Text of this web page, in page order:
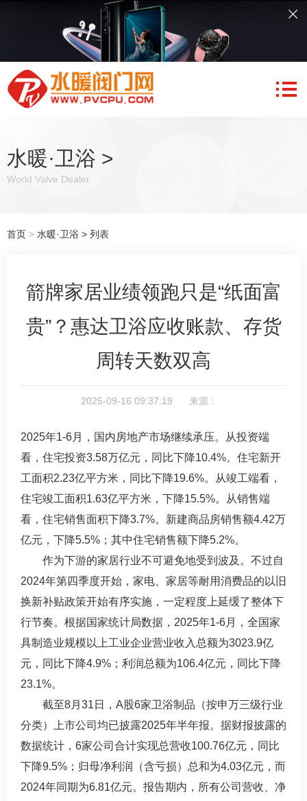
水暖·卫浴 >
World Valve Dealer
首页 > 水暖·卫浴 > 列表
箭牌家居业绩领跑只是“纸面富
贵”？惠达卫浴应收账款、存货
周转天数双高
2025-09-16 09:37:19 来源：
2025年1-6月，国内房地产市场继续承压。从投资端
看，住宅投资3.58万亿元，同比下降10.4%。住宅新开
工面积2.23亿平方米，同比下降19.6%。从竣工端看，
住宅竣工面积1.63亿平方米，下降15.5%。从销售端
看，住宅销售面积下降3.7%。新建商品房销售额4.42万
亿元，下降5.5%；其中住宅销售额下降5.2%。
作为下游的家居行业不可避免地受到波及。不过自
2024年第四季度开始，家电、家居等耐用消费品的以旧
换新补贴政策开始有序实施，一定程度上延缓了整体下
行节奏。根据国家统计局数据，2025年1-6月，全国家
具制造业规模以上工业企业营业收入总额为3023.9亿
元，同比下降4.9%；利润总额为106.4亿元，同比下降
23.1%。
截至8月31日，A股6家卫浴制品（按申万三级行业
分类）上市公司均已披露2025年半年报。据财报披露的
数据统计，6家公司合计实现总营收100.76亿元，同比
下降9.5%；归母净利润（含亏损）总和为4.03亿元，而
2024年同期为6.81亿元。报告期内，所有公司营收、净